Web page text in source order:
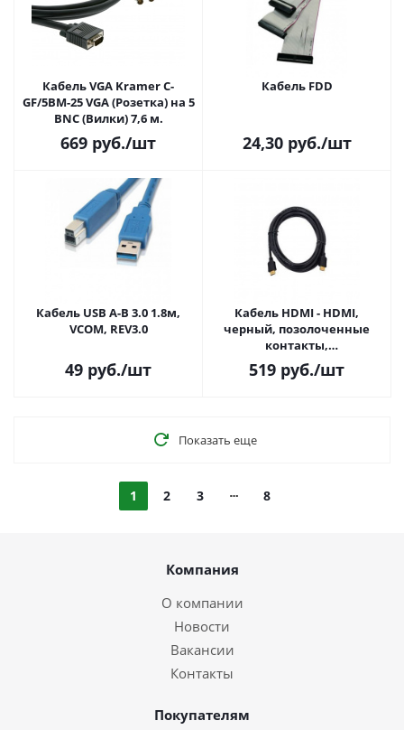
Кабель VGA Kramer C-
GF/5BM-25 VGA (Розетка) на 5
BNC (Вилки) 7,6 м.
669 руб./шт
Кабель FDD
24,30руб./шт
Кабель USB A-B 3.0 1.8м,
VCOM, REV3.0
49 руб./шт
Кабель HDMI - HDMI,
черный, позолоченные
контакты,
экранированный, 4,5м. v2.0
(CC-HDMI4-15)
519 руб./шт
Показать еще
1 2 3 8
Компания
О компании
Новости
Вакансии
Контакты
Покупателям